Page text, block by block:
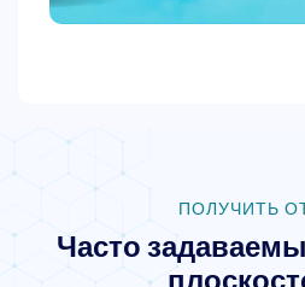
ПОЛУЧИТЬ
Часто